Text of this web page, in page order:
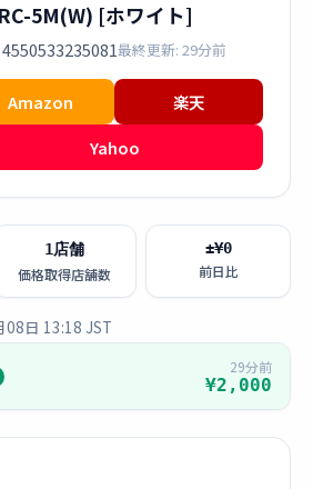
5M(W) [ホワイト]
最終更新: 29分前
Amazon
楽天
Yahoo
1店舗
価格取得店舗数
±¥0
前日比
日 13:18 JST
29分前
¥2,000